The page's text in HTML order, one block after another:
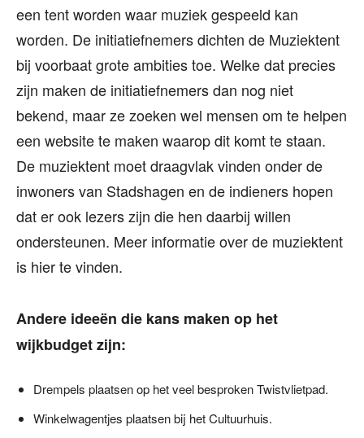
een tent worden waar muziek gespeeld kan
worden. De initiatiefnemers dichten de Muziektent
bij voorbaat grote ambities toe. Welke dat precies
zijn maken de initiatiefnemers dan nog niet
bekend, maar ze zoeken wel mensen om te helpen
een website te maken waarop dit komt te staan.
De muziektent moet draagvlak vinden onder de
inwoners van Stadshagen en de indieners hopen
dat er ook lezers zijn die hen daarbij willen
ondersteunen. Meer informatie over de muziektent
is hier te vinden.
Andere ideeën die kans maken op het
wijkbudget zijn:
Drempels plaatsen op het veel besproken Twistvlietpad.
Winkelwagentjes plaatsen bij het Cultuurhuis.